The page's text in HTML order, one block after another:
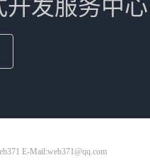
开发服务中心
E-Mail:web371@qq.com